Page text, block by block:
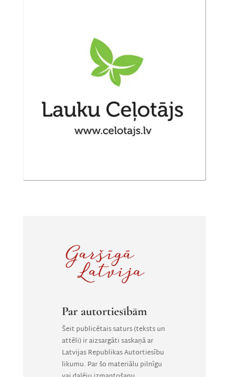
Par autortiesībām
Šeit publicētais saturs (teksts un
attēli) ir aizsargāti saskaņā ar
Latvijas Republikas Autortiesību
likumu. Par šo materiālu pilnīgu